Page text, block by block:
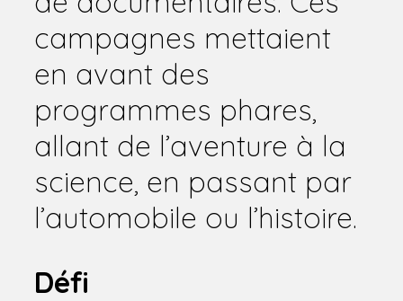
campagnes mettaient
en avant des
programmes phares,
allant de l’aventure à la
science, en passant par
l’automobile ou l’histoire.
Défi